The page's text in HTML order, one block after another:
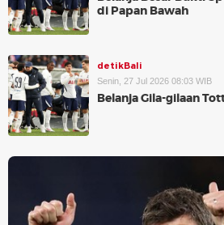
di Papan Bawah
detikBali
Senin, 27 Jul 2026 08:03 WIB
Belanja Gila-gilaan